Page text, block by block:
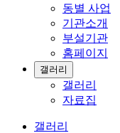
동별 사업
기관소개
부설기관
홈페이지
갤러리
갤러리
자료집
갤러리